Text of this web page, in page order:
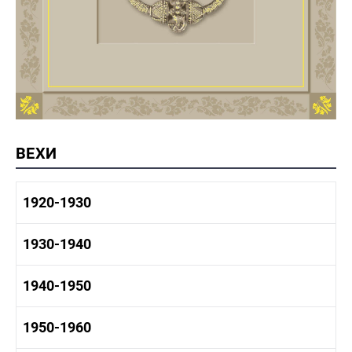
ВЕХИ
1920-1930
1920-1930 история
1920-1930 культура
1930-1940
1930-1940 история
1930-1940 культура
1940-1950
1940-1950 быт
1950-1960